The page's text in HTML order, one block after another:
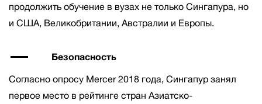
продолжить обучение в вузах не только Сингапура, но
и США, Великобритании, Австралии и Европы.
Безопасность
Согласно опросу Mercer 2018 года, Сингапур занял
первое место в рейтинге стран Азиатско-